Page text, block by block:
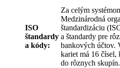
ISO
štandardy
a kódy:
Za celým
Medzinárodná
štandardizáciu
a štandardy pre
bankových účtov.
kariet má 16 čísel,
do rôznych skupín.